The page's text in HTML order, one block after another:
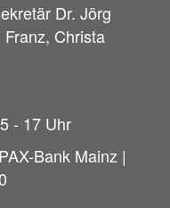
Dr. Jörg
Christa
- 17 Uhr
Bank Mainz |